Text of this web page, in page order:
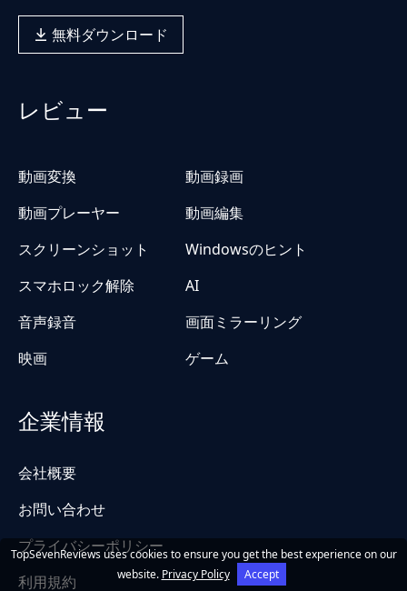
無料ダウンロード
レビュー
動画変換
動画録画
動画プレーヤー
動画編集
スクリーンショット
Windowsのヒント
スマホロック解除
AI
音声録音
画面ミラーリング
映画
ゲーム
企業情報
会社概要
お問い合わせ
プライバシーポリシー
利用規約
TopSevenReviews uses cookies to ensure you get the best experience on our
website. Privacy Policy Accept